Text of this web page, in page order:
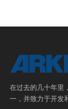
在过去的几十年里
一，并致力于开发